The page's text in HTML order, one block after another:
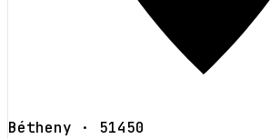
Bétheny · 51450